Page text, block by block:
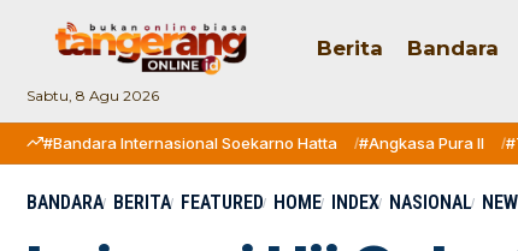
Sabtu, 8 Agu 2026
Berita Bandara
#Bandara Internasional Soekarno Hatta #Angkasa Pura II
BANDARA BERITA FEATURED HOME INDEX NASIONAL